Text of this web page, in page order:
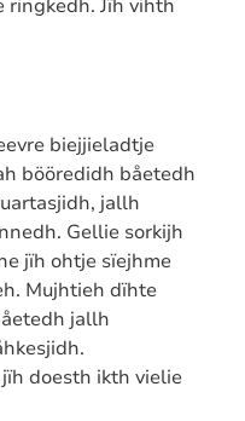
ringkedh. Jïh vihth
biejjieladtje
bööredidh båetedh
jallh
Gellie sorkijh
jïh ohtje sïejhme
Mujhtieh dïhte
jallh
doesth ikth vielie